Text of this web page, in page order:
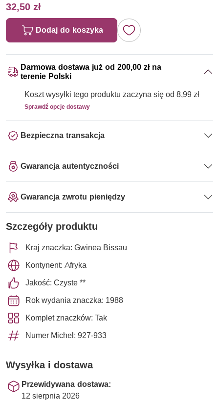
32,50 zł
Dodaj do koszyka
Darmowa dostawa już od 200,00 zł na
terenie Polski
Koszt wysyłki tego produktu zaczyna się od 8,99 zł
Sprawdź opcje dostawy
Bezpieczna transakcja
Gwarancja autentyczności
Gwarancja zwrotu pieniędzy
Szczegóły produktu
Kraj znaczka: Gwinea Bissau
Kontynent: Afryka
Jakość: Czyste **
Rok wydania znaczka: 1988
Komplet znaczków: Tak
Numer Michel: 927-933
Wysyłka i dostawa
Przewidywana dostawa:
12 sierpnia 2026